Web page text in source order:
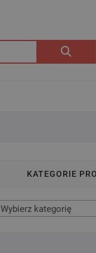
Szukaj:
KATEGORIE
Wybierz kategorię